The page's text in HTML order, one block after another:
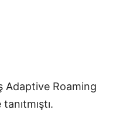
Adaptive Roaming